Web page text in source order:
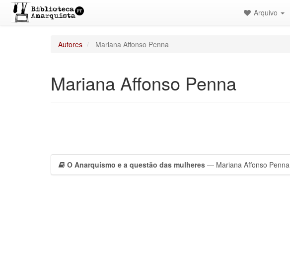
Arquivo
Autores Mariana Affonso Penna
Mariana Affonso Penna
O Anarquismo e a questão das mulheres — Mariana Affonso Penna